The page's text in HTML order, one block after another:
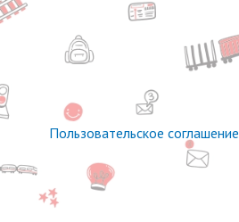
Пользовательское соглашение